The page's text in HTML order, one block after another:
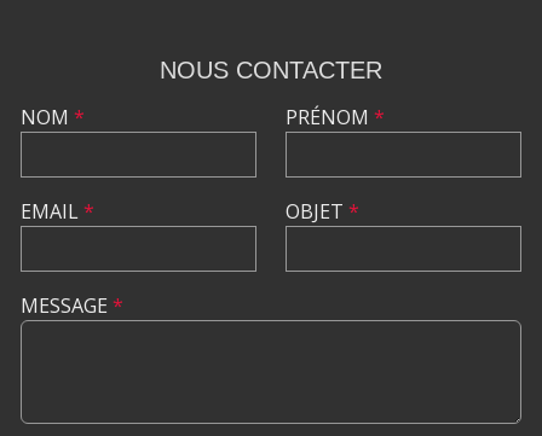
NOUS CONTACTER
NOM *
EMAIL*
PRÉNOM *
OBJET *
MESSAGE *